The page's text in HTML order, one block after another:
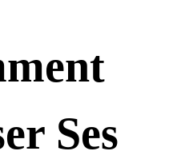
Ses